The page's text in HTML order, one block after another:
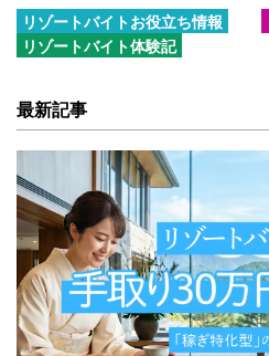
リゾートバイトお役立ち情報
リゾートバイト体験記
最新記事